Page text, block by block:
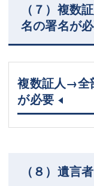
（７）複数
名の署名が
複数証人→全
が必要
（８）遺言